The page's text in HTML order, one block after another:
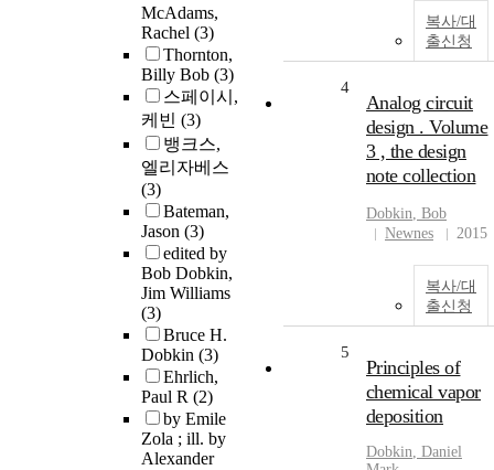
McAdams,
Rachel (3)
Thornton,
Billy Bob (3)
스페이시,
케빈 (3)
뱅크스,
엘리자베스
(3)
Bateman,
Jason (3)
edited by
Bob Dobkin,
Jim Williams
(3)
Bruce H.
Dobkin (3)
Ehrlich,
Paul R (2)
by Emile
Zola ; ill. by
Alexander
복사/대
출신청
4
Analog circuit
design . Volume
3 , the design
note collection
Dobkin, Bob
Newnes
2015
복사/대
출신청
5
Principles of
chemical vapor
deposition
Dobkin, Daniel